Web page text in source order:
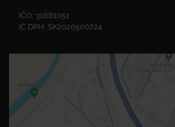
IČO: 31681051
IČ DPH: SK2020500724